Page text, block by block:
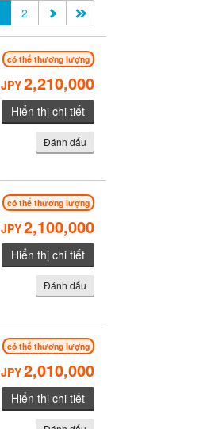
2
có thể thương lượng
JPY2,210,000
Hiển thị chi tiết
Đánh dấu
có thể thương lượng
JPY2,100,000
Hiển thị chi tiết
Đánh dấu
có thể thương lượng
JPY2,010,000
Hiển thị chi tiết